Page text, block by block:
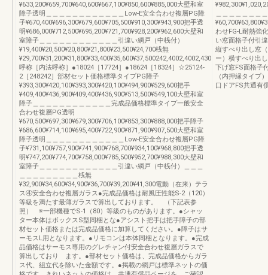
¥633,200¥659,700¥640,600¥667,100¥850,600¥885,000大壁和室
障子透明＿＿＿＿＿＿＿＿＿＿＿＿Low-E安全合わせ複層PG障
子¥670,400¥696,300¥679,600¥705,500¥910,300¥943,900把手透
明¥686,000¥712,500¥695,200¥721,700¥928,200¥962,600大壁和
室障子＿＿＿＿＿＿＿＿＿＿＿＿引違い網戸（中桟付）
¥19,400¥20,500¥20,800¥21,800¥23,500¥24,700桟無
¥29,700¥31,200¥31,800¥33,400¥35,600¥37,500242,4002,4002,430
呼称［内法呼称］●18024［17724］●18624［18324］☆25124-
2［248242］部材セット価格標準タイプPG障子
¥393,300¥420,100¥393,300¥420,100¥494,900¥529,600把手
¥409,400¥436,900¥409,400¥436,900¥513,500¥549,100大壁和室
障子＿＿＿＿＿＿＿＿＿＿＿＿完成品価格標準タイプ一般安全
合わせ複層PG透明
¥670,500¥697,300¥679,300¥706,100¥853,300¥888,000把手障子
¥686,600¥714,100¥695,400¥722,900¥871,900¥907,500大壁和室
障子透明＿＿＿＿＿＿＿＿＿＿＿＿Low-E安全合わせ複層PG障
子¥731,100¥757,900¥741,900¥768,700¥934,100¥968,800把手透
明¥747,200¥774,700¥758,000¥785,500¥952,700¥988,300大壁和
室障子＿＿＿＿＿＿＿＿＿＿＿＿引違い網戸（中桟付）＿＿＿
＿＿＿＿＿＿＿＿＿桟無
¥32,900¥34,600¥34,900¥36,700¥39,200¥41,300電動（在来）テラ
ス④安全合わせ複層ガラス●完成品価格は耐風圧性能S-2（120）
等級を満たす最薄ガラスで算出しております。 （下記表参
照） ※一部機種でS-1（80）等級のものがあります。●シャッ
ター本体はボックスS型同梱とな●アシスト把手は把手障子の部
材セット価格または完成品価格に加算してください。●障子はサ
ーモスL用となります。●リモコンは本体同梱となります。●完成
品価格はサーモス専用のグレチャン付安全合わせ複層ガラスで
算出しており ます。●部材セット価格は、完成品価格からガラ
ス代、組立代を除いた金額です。●掲載の網戸は標準ネットの価
わせFG-L耐熱強
い窓面格子付引
縦すべり出し窓
ー）横すべり出
下げ窓FS面格子
（内押縁タイプ
口ドアFS共通有